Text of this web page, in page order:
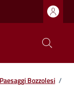
Paesaggi Bozzolesi /